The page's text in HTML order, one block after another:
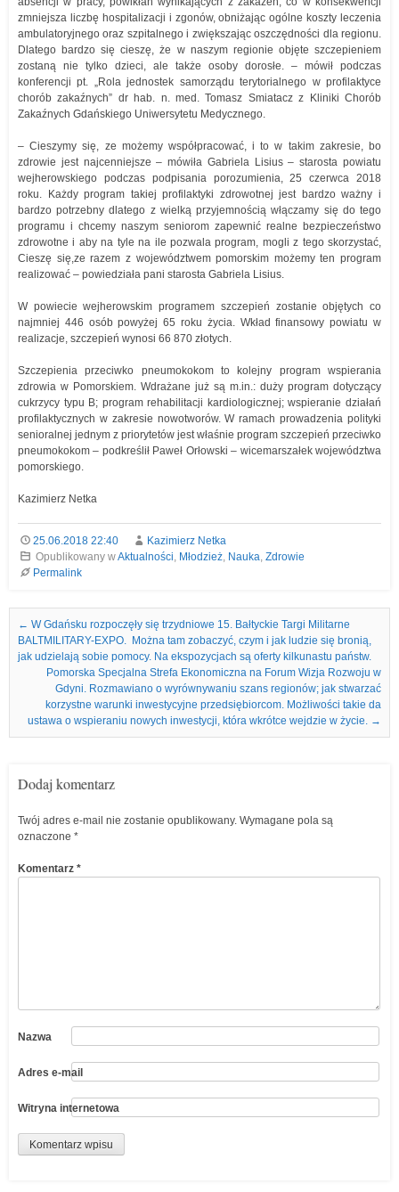
zmniejsza liczbę hospitalizacji i zgonów, obniżając ogólne koszty leczenia
ambulatoryjnego oraz szpitalnego i zwiększając oszczędności dla regionu.
Dlatego bardzo się cieszę, że w naszym regionie objęte szczepieniem
zostaną nie tylko dzieci, ale także osoby dorosłe. – mówił podczas
konferencji pt. „Rola jednostek samorządu terytorialnego w profilaktyce
chorób zakaźnych” dr hab. n. med. Tomasz Smiatacz z Kliniki Chorób
Zakaźnych Gdańskiego Uniwersytetu Medycznego.
– Cieszymy się, ze możemy współpracować, i to w takim zakresie, bo
zdrowie jest najcenniejsze – mówiła Gabriela Lisius – starosta powiatu
wejherowskiego podczas podpisania porozumienia, 25 czerwca 2018
roku. Każdy program takiej profilaktyki zdrowotnej jest bardzo ważny i
bardzo potrzebny dlatego z wielką przyjemnością włączamy się do tego
programu i chcemy naszym seniorom zapewnić realne bezpieczeństwo
zdrowotne i aby na tyle na ile pozwala program, mogli z tego skorzystać,
Cieszę się,ze razem z województwem pomorskim możemy ten program
realizować – powiedziała pani starosta Gabriela Lisius.
W powiecie wejherowskim programem szczepień zostanie objętych co
najmniej 446 osób powyżej 65 roku życia. Wkład finansowy powiatu w
realizacje, szczepień wynosi 66 870 złotych.
Szczepienia przeciwko pneumokokom to kolejny program wspierania
zdrowia w Pomorskiem. Wdrażane już są m.in.: duży program dotyczący
cukrzycy typu B; program rehabilitacji kardiologicznej; wspieranie działań
profilaktycznych w zakresie nowotworów. W ramach prowadzenia polityki
senioralnej jednym z priorytetów jest właśnie program szczepień przeciwko
pneumokokom – podkreślił Paweł Orłowski – wicemarszałek województwa
pomorskiego.
Kazimierz Netka
25.06.2018 22:40
Kazimierz Netka
Opublikowany wAktualności, Młodzież, Nauka, Zdrowie
Permalink
Nawigacja we wpisach
← W Gdańsku rozpoczęły się trzydniowe 15. Bałtyckie Targi Militarne
BALTMILITARY-EXPO. Można tam zobaczyć, czym i jak ludzie się bronią,
jak udzielają sobie pomocy. Na ekspozycjach są oferty kilkunastu państw.
Pomorska Specjalna Strefa Ekonomiczna na Forum Wizja Rozwoju w
Gdyni. Rozmawiano o wyrównywaniu szans regionów; jak stwarzać
korzystne warunki inwestycyjne przedsiębiorcom. Możliwości takie da
ustawa o wspieraniu nowych inwestycji, która wkrótce wejdzie w życie. →
Dodaj komentarz
Twój adres e-mail nie zostanie opublikowany. Wymagane pola są
oznaczone *
Komentarz *
Nazwa
Adres e-mail
Witryna internetowa